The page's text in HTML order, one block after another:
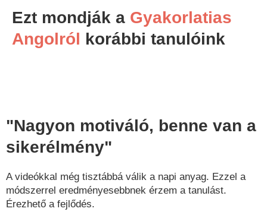
Ezt mondják a Gyakorlatias
Angolról
korábbi tanulóink
"Nagyon motiváló, benne van a
sikerélmény"
A videókkal még tisztábbá válik a napi anyag. Ezzel a
módszerrel eredményesebbnek érzem a tanulást.
Érezhető a fejlődés.